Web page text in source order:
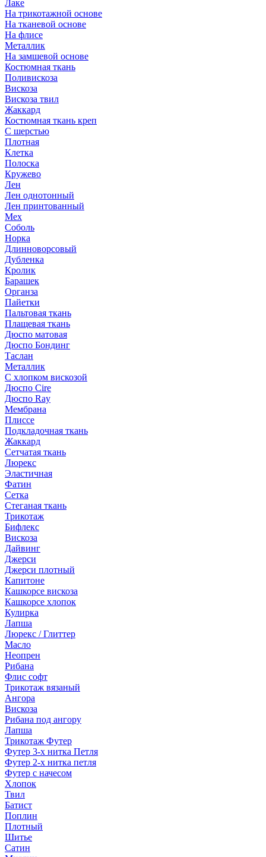
Лаке
На трикотажной основе
На тканевой основе
На флисе
Металлик
На замшевой основе
Костюмная ткань
Поливискоза
Вискоза
Вискоза твил
Жаккард
Костюмная ткань креп
С шерстью
Плотная
Клетка
Полоска
Кружево
Лен
Лен однотонный
Лен принтованный
Мех
Соболь
Норка
Длинноворсовый
Дубленка
Кролик
Барашек
Органза
Пайетки
Пальтовая ткань
Плащевая ткань
Дюспо матовая
Дюспо Бондинг
Таслан
Металлик
С хлопком вискозой
Дюспо Cire
Дюспо Ray
Мембрана
Плиссе
Подкладочная ткань
Жаккард
Сетчатая ткань
Люрекс
Эластичная
Фатин
Сетка
Стеганая ткань
Трикотаж
Бифлекс
Вискоза
Дайвинг
Джерси
Джерси плотный
Капитоне
Кашкорсе вискоза
Кашкорсе хлопок
Кулирка
Лапша
Люрекс / Глиттер
Масло
Неопрен
Рибана
Флис софт
Трикотаж вязаный
Ангора
Вискоза
Рибана под ангору
Лапша
Трикотаж Футер
Футер 3-х нитка Петля
Футер 2-х нитка петля
Футер с начесом
Хлопок
Твил
Батист
Поплин
Плотный
Шитье
Сатин